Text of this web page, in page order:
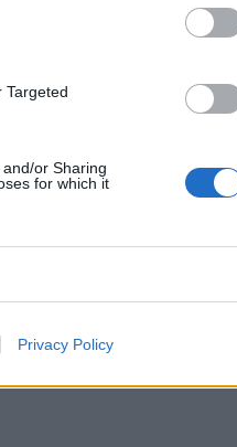
Targeted
or Sharing
for which it
Privacy Policy